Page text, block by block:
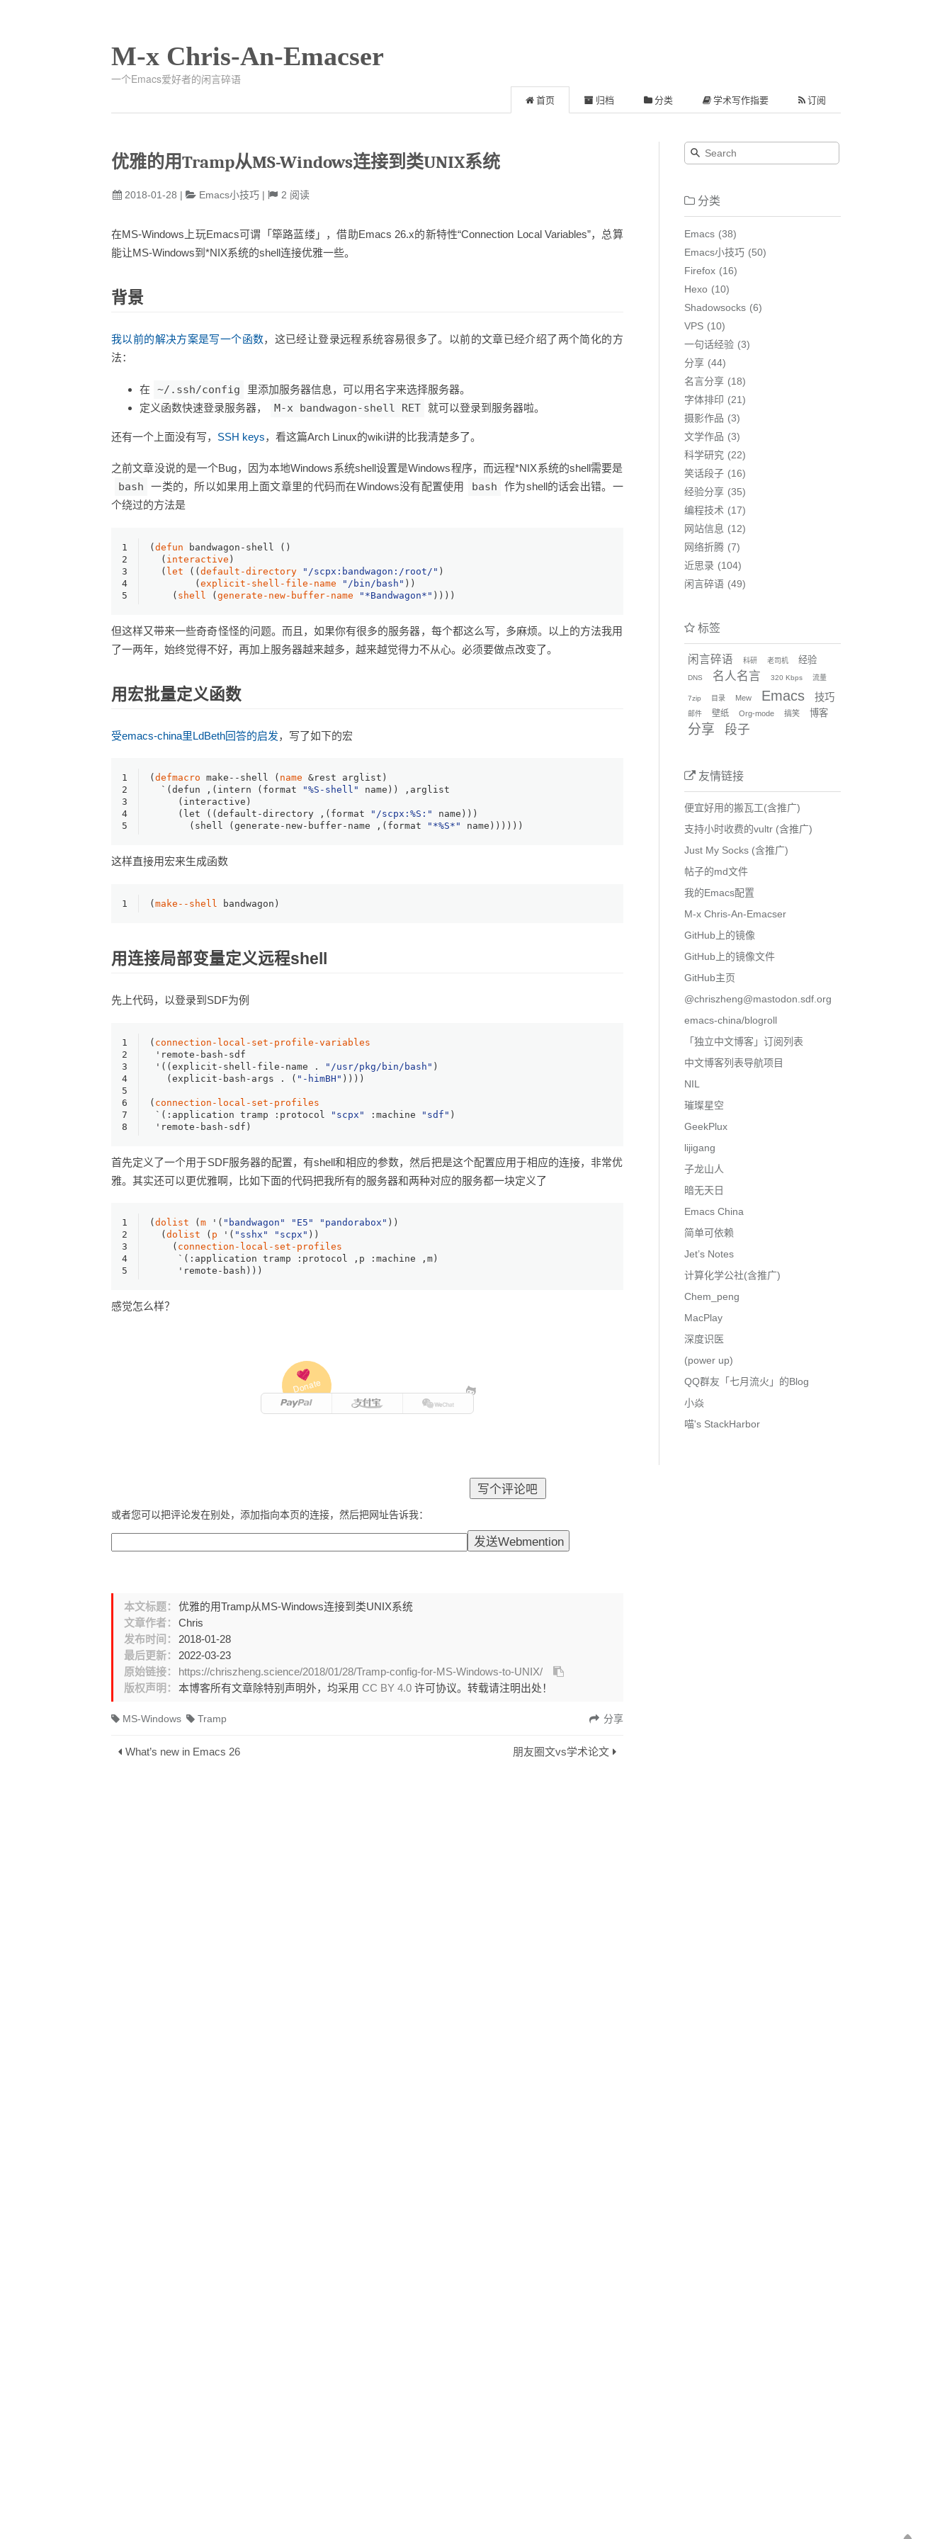
M-x Chris-An-Emacser
一个Emacs爱好者的闲言碎语
首页 归档 分类 学术写作指要 订阅
优雅的用Tramp从MS-Windows连接到类UNIX系统
2018-01-28 | Emacs小技巧 | 2 阅读
在MS-Windows上玩Emacs可谓「筚路蓝缕」，借助Emacs 26.x的新特性“Connection Local Variables”，总算
能让MS-Windows到*NIX系统的shell连接优雅一些。
背景
我以前的解决方案是写一个函数，这已经让登录远程系统容易很多了。以前的文章已经介绍了两个简化的方
法：
在 ~/.ssh/config
里添加服务器信息，可以用名字来选择服务器。
定义函数快速登录服务器，
M-x bandwagon-shell RET 就可以登录到服务器啦。
还有一个上面没有写， SSH keys，看这篇Arch Linux的wiki讲的比我清楚多了。
之前文章没说的是一个Bug，因为本地Windows系统shell设置是Windows程序，而远程*NIX系统的shell需要是
bash 一类的，所以如果用上面文章里的代码而在Windows没有配置使用 bash
作为shell的话会出错。一
个绕过的方法是
1
2
3
4
5
(defun bandwagon-shell ()
  (
interactive )
  (
let ((default-directory "/scpx:bandwagon:/root/" )
	(
explicit-shell-file-name "/bin/bash" ))
    (
shell (generate-new-buffer-name "*Bandwagon*" ))))
但这样又带来一些奇奇怪怪的问题。而且，如果你有很多的服务器，每个都这么写，多麻烦。以上的方法我用
了一两年，始终觉得不好，再加上服务器越来越多，越来越觉得力不从心。必须要做点改变了。
用宏批量定义函数
受emacs-china里LdBeth回答的启发，写了如下的宏
1
2
3
4
5
( defmacro make--shell ( name &rest arglist)
  `(defun ,(intern (format
"%S-shell"
name)) ,arglist
     (interactive)
     (let ((default-directory ,(format
"/scpx:%S:"
name)))
       (shell (generate-new-buffer-name ,(format
"*%S*" name))))))
这样直接用宏来生成函数
1 ( make--shell bandwagon)
用连接局部变量定义远程shell
先上代码，以登录到SDF为例
1
2
3
4
5
6
7
8
( connection-local-set-profile-variables
'remote-bash-sdf
'((explicit-shell-file-name .
"/usr/pkg/bin/bash" )
   (explicit-bash-args . (
"-himBH" ))))
( connection-local-set-profiles
`( :application tramp :protocol "scpx" :machine "sdf" )
'remote-bash-sdf)
首先定义了一个用于SDF服务器的配置，有shell和相应的参数，然后把是这个配置应用于相应的连接，非常优
雅。其实还可以更优雅啊，比如下面的代码把我所有的服务器和两种对应的服务都一块定义了
1
2
3
4
5
( dolist ( m '( "bandwagon" "E5" "pandorabox" ))
  (
dolist ( p '( "sshx" "scpx" ))
    (
connection-local-set-profiles
     `(
:application tramp :protocol ,p :machine ,m)
     'remote-bash)))
感觉怎么样？
Donate
或者您可以把评论发在别处，添加指向本页的连接，然后把网址告诉我：
本文标题：
优雅的用Tramp从MS-Windows连接到类UNIX系统
文章作者：
Chris
发布时间：
2018-01-28
最后更新：
2022-03-23
原始链接：
https://chriszheng.science/2018/01/28/Tramp-config-for-MS-Windows-to-UNIX/
版权声明：
本博客所有文章除特别声明外，均采用CC BY 4.0 许可协议。转载请注明出处！
分享
MS-Windows Tramp
What’s new in Emacs 26 朋友圈文vs学术论文
分类
Emacs
38
Emacs小技巧
50
Firefox
16
Hexo
10
Shadowsocks
6
VPS
10
一句话经验
3
分享
44
名言分享
18
字体排印
21
摄影作品
3
文学作品
3
科学研究
22
笑话段子
16
经验分享
35
编程技术
17
网站信息
12
网络折腾
7
近思录
104
闲言碎语
49
标签
闲言碎语 科研 老司机 经验
DNS 名人名言 320 Kbps 流量
7zip 目录 Mew Emacs 技巧
邮件 壁纸 Org-mode 搞笑 博客
分享 段子
友情链接
便宜好用的搬瓦工(含推广)
支持小时收费的vultr (含推广)
Just My Socks (含推广)
帖子的md文件
我的Emacs配置
M-x Chris-An-Emacser
GitHub上的镜像
GitHub上的镜像文件
GitHub主页
@chriszheng@mastodon.sdf.org
emacs-china/blogroll
「独立中文博客」订阅列表
中文博客列表导航项目
NIL
璀璨星空
GeekPlux
lijigang
子龙山人
暗无天日
Emacs China
简单可依赖
Jet’s Notes
计算化学公社(含推广)
Chem_peng
MacPlay
深度识医
(power up)
QQ群友「七月流火」的Blog
小焱
喵's StackHarbor